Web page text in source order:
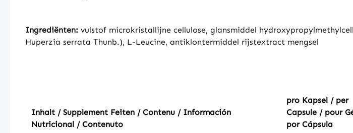
Ingrediënten: vulstof microkristallijne cellulose, glansmiddel
Huperzia serrata Thunb.), L-Leucine, antiklontermiddel rijstextract mengsel
Inhalt / Supplement Feiten / Contenu / Información
Nutricional / Contenuto
pro Kapsel / per
Capsule / pour
por Cápsula